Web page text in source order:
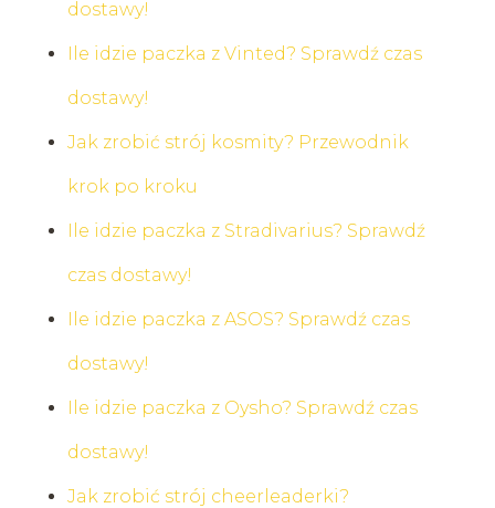
dostawy!
Ile idzie paczka z Vinted? Sprawdź czas
dostawy!
Jak zrobić strój kosmity? Przewodnik
krok po kroku
Ile idzie paczka z Stradivarius? Sprawdź
czas dostawy!
Ile idzie paczka z ASOS? Sprawdź czas
dostawy!
Ile idzie paczka z Oysho? Sprawdź czas
dostawy!
Jak zrobić strój cheerleaderki?